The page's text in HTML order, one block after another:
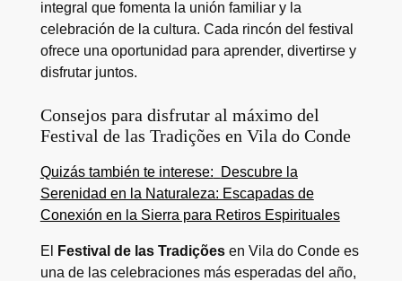
integral que fomenta la unión familiar y la
celebración de la cultura. Cada rincón del festival
ofrece una oportunidad para aprender, divertirse y
disfrutar juntos.
Consejos para disfrutar al máximo del
Festival de las Tradições en Vila do Conde
Quizás también te interese:
Descubre la
Serenidad en la Naturaleza: Escapadas de
Conexión en la Sierra para Retiros Espirituales
El Festival de las Tradiçõesen Vila do Conde es
una de las celebraciones más esperadas del año,